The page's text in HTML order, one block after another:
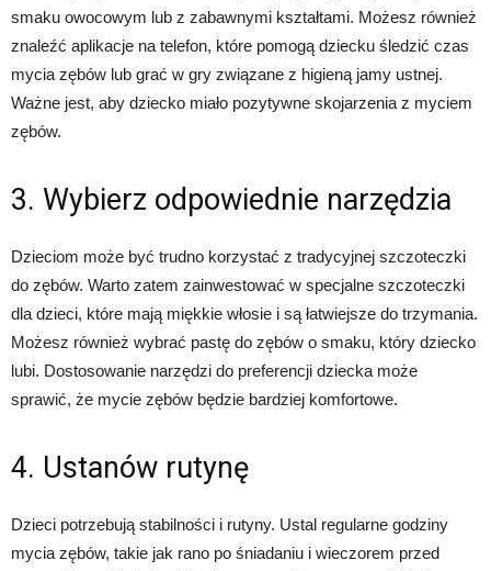
smaku owocowym lub z zabawnymi kształtami. Możesz również
znaleźć aplikacje na telefon, które pomogą dziecku śledzić czas
mycia zębów lub grać w gry związane z higieną jamy ustnej.
Ważne jest, aby dziecko miało pozytywne skojarzenia z myciem
zębów.
3. Wybierz odpowiednie narzędzia
Dzieciom może być trudno korzystać z tradycyjnej szczoteczki
do zębów. Warto zatem zainwestować w specjalne szczoteczki
dla dzieci, które mają miękkie włosie i są łatwiejsze do trzymania.
Możesz również wybrać pastę do zębów o smaku, który dziecko
lubi. Dostosowanie narzędzi do preferencji dziecka może
sprawić, że mycie zębów będzie bardziej komfortowe.
4. Ustanów rutynę
Dzieci potrzebują stabilności i rutyny. Ustal regularne godziny
mycia zębów, takie jak rano po śniadaniu i wieczorem przed